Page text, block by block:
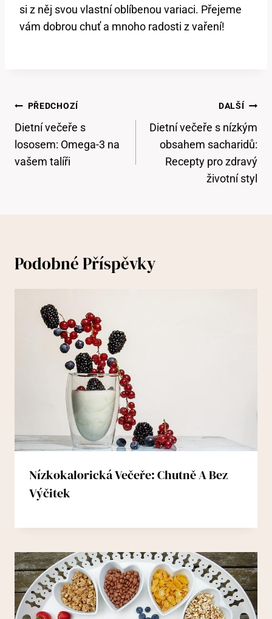
si z něj svou vlastní oblíbenou variaci. Přejeme
vám dobrou chuť a mnoho radosti z vaření!
Navigace
Pro
Příspěvek
PŘEDCHOZÍ
Dietní večeře s
lososem: Omega-3 na
vašem talíři
DALŠÍ
Dietní večeře s nízkým
obsahem sacharidů:
Recepty pro zdravý
životní styl
Podobné Příspěvky
Nízkokalorická Večeře: Chutně A Bez
Výčitek